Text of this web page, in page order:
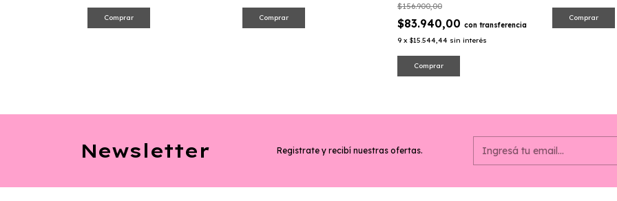
Comprar Comprar
$156.900,00
$83.940,00 con transferencia
9 x $15.544,44 sin interés
Comprar
Comprar
Newsletter Registrate y recibí nuestras ofertas.